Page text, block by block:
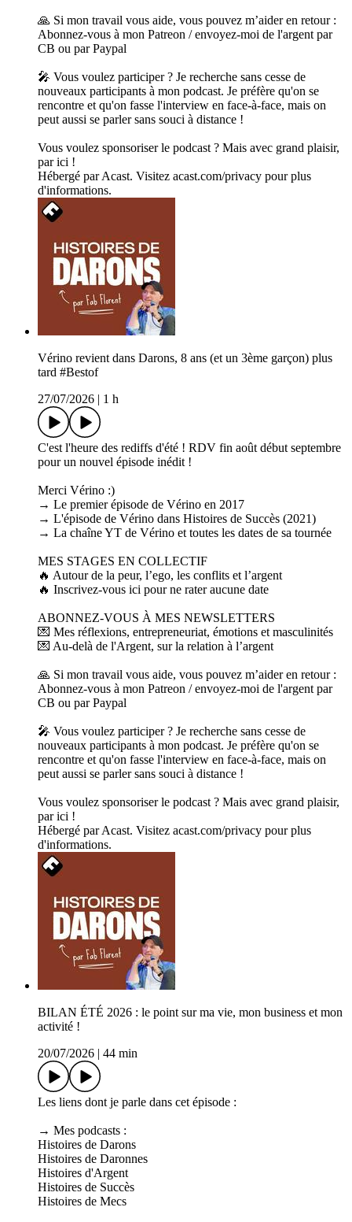
🙏 Si mon travail vous aide, vous pouvez m’aider en retour :
Abonnez-vous à mon Patreon / envoyez-moi de l'argent par
CB ou par Paypal
🎤 Vous voulez participer ? Je recherche sans cesse de
nouveaux participants à mon podcast. Je préfère qu'on se
rencontre et qu'on fasse l'interview en face-à-face, mais on
peut aussi se parler sans souci à distance !
Vous voulez sponsoriser le podcast ? Mais avec grand plaisir,
par ici !
Hébergé par Acast. Visitez acast.com/privacy pour plus
d'informations.
Vérino revient dans Darons, 8 ans (et un 3ème garçon) plus
tard #Bestof
27/07/2026
1 h
C'est l'heure des rediffs d'été ! RDV fin août début septembre
pour un nouvel épisode inédit !
Merci Vérino :)
→ Le premier épisode de Vérino en 2017
→ L'épisode de Vérino dans Histoires de Succès (2021)
→ La chaîne YT de Vérino et toutes les dates de sa tournée
MES STAGES EN COLLECTIF
🔥 Autour de la peur, l’ego, les conflits et l’argent
🔥 Inscrivez-vous ici pour ne rater aucune date
ABONNEZ-VOUS À MES NEWSLETTERS
💌 Mes réflexions, entrepreneuriat, émotions et masculinités
💌 Au-delà de l'Argent, sur la relation à l’argent
🙏 Si mon travail vous aide, vous pouvez m’aider en retour :
Abonnez-vous à mon Patreon / envoyez-moi de l'argent par
CB ou par Paypal
🎤 Vous voulez participer ? Je recherche sans cesse de
nouveaux participants à mon podcast. Je préfère qu'on se
rencontre et qu'on fasse l'interview en face-à-face, mais on
peut aussi se parler sans souci à distance !
Vous voulez sponsoriser le podcast ? Mais avec grand plaisir,
par ici !
Hébergé par Acast. Visitez acast.com/privacy pour plus
d'informations.
BILAN ÉTÉ 2026 : le point sur ma vie, mon business et mon
activité !
20/07/2026
44 min
Les liens dont je parle dans cet épisode :
→ Mes podcasts :
Histoires de Darons
Histoires de Daronnes
Histoires d'Argent
Histoires de Succès
Histoires de Mecs